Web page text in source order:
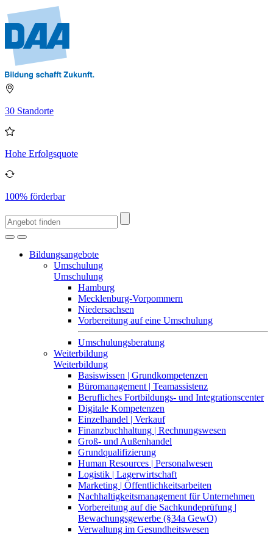
30 Standorte
Hohe Erfolgsquote
100% förderbar
Bildungsangebote
Umschulung
Umschulung
Hamburg
Mecklenburg-Vorpommern
Niedersachsen
Vorbereitung auf eine Umschulung
Umschulungsberatung
Weiterbildung
Weiterbildung
Basiswissen | Grundkompetenzen
Büromanagement | Teamassistenz
Berufliches Fortbildungs- und Integrationscenter
Digitale Kompetenzen
Einzelhandel | Verkauf
Finanzbuchhaltung | Rechnungswesen
Groß- und Außenhandel
Grundqualifizierung
Human Resources | Personalwesen
Logistik | Lagerwirtschaft
Marketing | Öffentlichkeitsarbeiten
Nachhaltigkeitsmanagement für Unternehmen
Vorbereitung auf die Sachkundeprüfung |
Bewachungsgewerbe (§34a GewO)
Verwaltung im Gesundheitswesen